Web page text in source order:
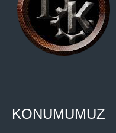
KONUMUMUZ